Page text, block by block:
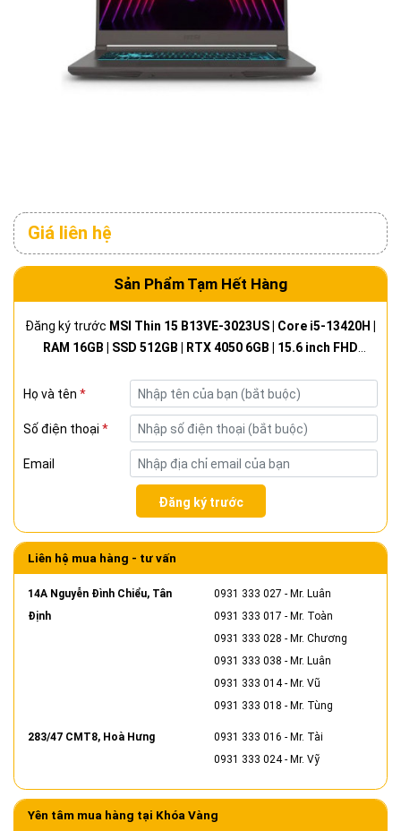
Giá liên hệ
Sản Phẩm Tạm Hết Hàng
Đăng ký trước MSI Thin 15 B13VE-3023US | Core i5-13420H |
RAM 16GB | SSD 512GB | RTX 4050 6GB | 15.6 inch FHD
Họ và tên *
Số điện thoại *
Email
Đăng ký trước
Liên hệ mua hàng - tư vấn
14A Nguyễn Đình Chiểu, Tân
Định
0931 333 027 - Mr. Luân
0931 333 017 - Mr. Toàn
0931 333 028 - Mr. Chương
0931 333 038 - Mr. Luân
0931 333 014- Mr. Vũ
0931 333 018 - Mr. Tùng
283/47 CMT8, Hoà Hưng 0931 333 016 - Mr. Tài
0931 333 024- Mr. Vỹ
Yên tâm mua hàng tại Khóa Vàng